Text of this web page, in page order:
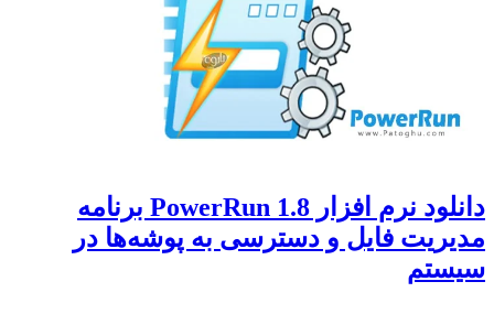
دانلود نرم افزار PowerRun 1.8 برنامه
مدیریت فایل و دسترسی به پوشه‌ها در
سیستم